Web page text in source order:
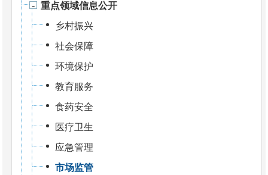
重点领域信息公开
乡村振兴
社会保障
环境保护
教育服务
食药安全
医疗卫生
应急管理
市场监管